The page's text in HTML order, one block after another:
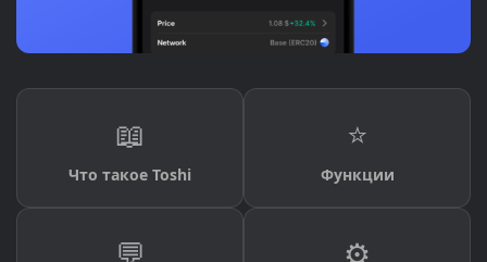
📖
Что такое Toshi
⭐
Функции